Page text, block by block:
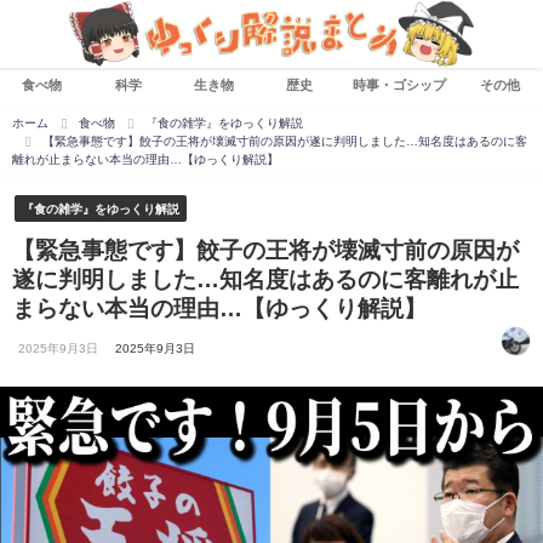
食べ物 科学 生き物 歴史 時事・ゴシップ その他
ホーム 食べ物
『食の雑学』をゆっくり解説
【緊急事態です】餃子の王将が壊滅寸前の原因が遂に判明しました…知名度はあるのに客
離れが止まらない本当の理由…【ゆっくり解説】
『食の雑学』をゆっくり解説
【緊急事態です】餃子の王将が壊滅寸前の原因が
遂に判明しました…知名度はあるのに客離れが止
まらない本当の理由…【ゆっくり解説】
2025年9月3日 2025年9月3日